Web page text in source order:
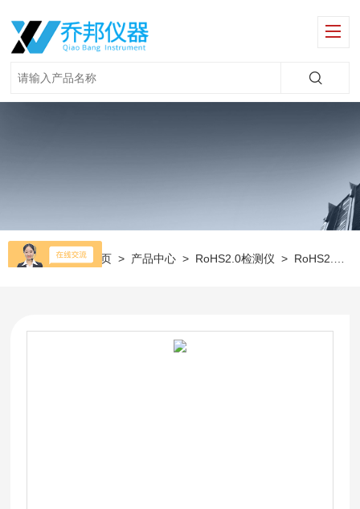
当前位置： 首页 > 产品中心 > RoHS2.0检测仪 > RoHS2.0检测仪器